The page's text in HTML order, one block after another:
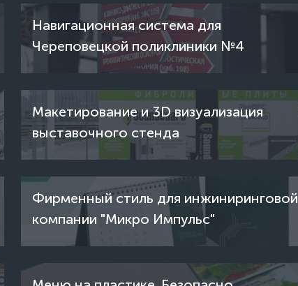
Навигационная система для
Череповецкой поликлиники №4
Макетирование и 3D визуализация
выставочного стенда
Фирменный стиль для инжиниринговой
компании "Микро Импульс"